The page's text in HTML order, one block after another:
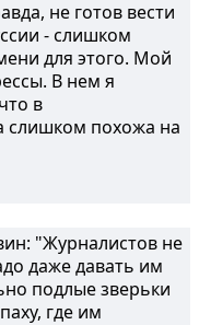
не готов вести
- слишком
для этого. Мой
В нем я
в
слишком похожа на
"Журналистов не
даже давать им
подлые зверьки
где им